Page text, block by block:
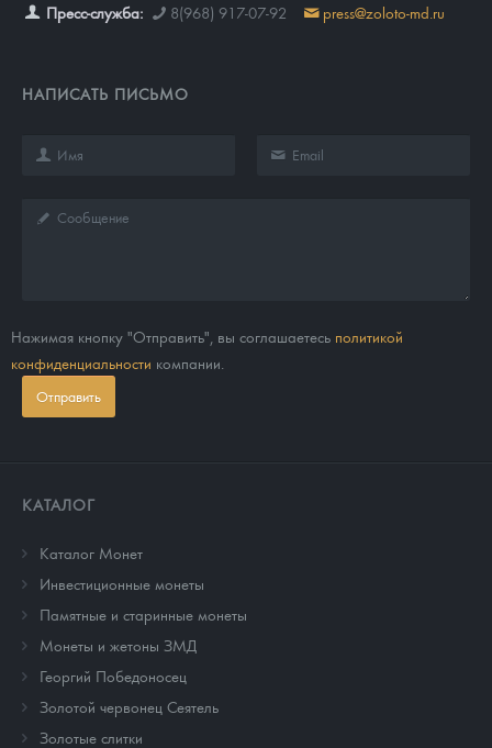
Пресс-служба: 8(968) 917-07-92 press@zoloto-md.ru
НАПИСАТЬ ПИСЬМО
Нажимая кнопку "Отправить", вы соглашаетесь политикой
конфиденциальности компании.
Отправить
КАТАЛОГ
Каталог Монет
Инвестиционные монеты
Памятные и старинные монеты
Монеты и жетоны ЗМД
Георгий Победоносец
Золотой червонец Сеятель
Золотые слитки